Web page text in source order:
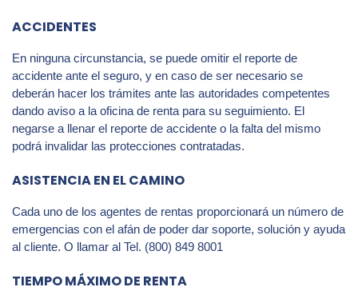
ACCIDENTES
En ninguna circunstancia, se puede omitir el reporte de
accidente ante el seguro, y en caso de ser necesario se
deberán hacer los trámites ante las autoridades competentes
dando aviso a la oficina de renta para su seguimiento. El
negarse a llenar el reporte de accidente o la falta del mismo
podrá invalidar las protecciones contratadas.
ASISTENCIA EN EL CAMINO
Cada uno de los agentes de rentas proporcionará un número de
emergencias con el afán de poder dar soporte, solución y ayuda
al cliente. O llamar al Tel. (800) 849 8001
TIEMPO MÁXIMO DE RENTA